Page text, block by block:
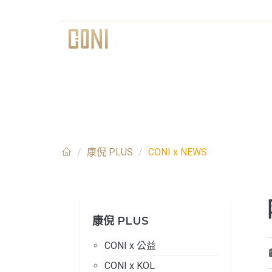
康倪 PLUS CONI x NEWS
康倪 PLUS
CONI x 公益
CONI x KOL